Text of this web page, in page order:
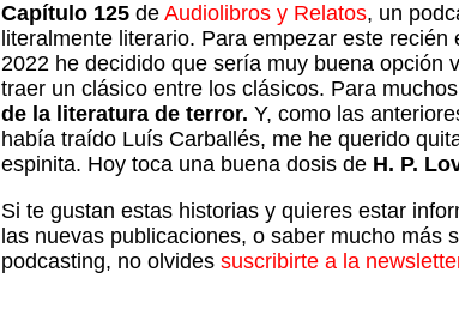
Capítulo 125 de Audiolibros y Relatos, un
literalmente literario. Para empezar este recién
2022 he decidido que sería muy buena opción
traer un clásico entre los clásicos. Para
de la literatura de terror. Y, como las
había traído Luís Carballés, me he querido
espinita. Hoy toca una buena dosis de H. P.
Si te gustan estas historias y quieres estar
las nuevas publicaciones, o saber mucho más
podcasting, no olvides suscribirte a la